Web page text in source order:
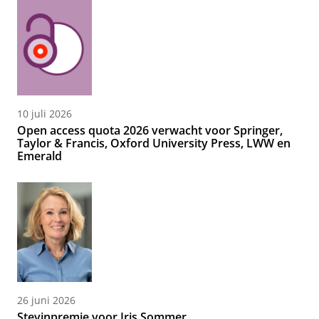
10 juli 2026
Open access quota 2026 verwacht voor Springer,
Taylor & Francis, Oxford University Press, LWW en
Emerald
26 juni 2026